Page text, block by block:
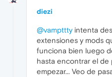
diezi
@vamptttyintenta
extensiones y mods
funciona bien luego
hasta encontrar el de
empezar... Veo de